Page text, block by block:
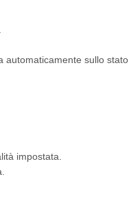
sullo
impostata.